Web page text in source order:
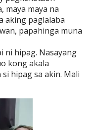
maya maya na
aking paglalaba
papahinga muna
ni hipag. Nasayang
kong akala
hipag sa akin. Mali